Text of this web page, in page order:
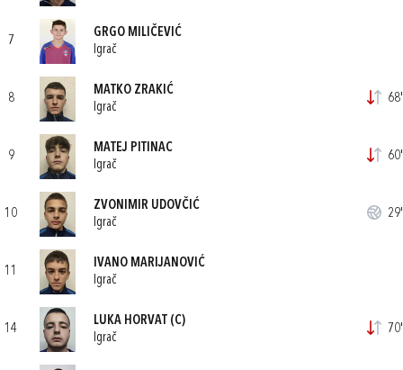
7
GRGO MILIČEVIĆ
Igrač
8
MATKO ZRAKIĆ
Igrač
68'
9
MATEJ PITINAC
Igrač
60'
10
ZVONIMIR UDOVČIĆ
Igrač
29'
11
IVANO MARIJANOVIĆ
Igrač
14
LUKA HORVAT (C)
Igrač
70'